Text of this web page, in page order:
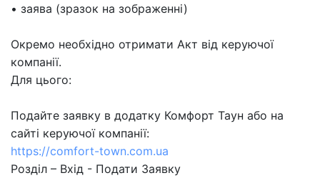
•⁠ заява (зразок на зображенні)
Окремо необхідно отримати Акт від керуючої
компанії.
Для цього:
Подайте заявку в додатку Комфорт Таун або на
сайті керуючої компанії:
https://comfort-town.com.ua
Розділ – Вхід - Подати Заявку